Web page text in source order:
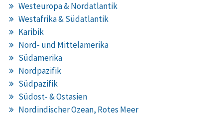
Westeuropa & Nordatlantik
Westafrika & Südatlantik
Karibik
Nord- und Mittelamerika
Südamerika
Nordpazifik
Südpazifik
Südost- & Ostasien
Nordindischer Ozean, Rotes Meer